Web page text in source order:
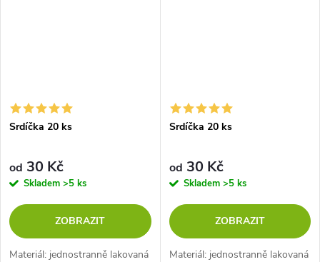
Srdíčka 20 ks
od 30 Kč
Skladem >5 ks
ZOBRAZIT
Materiál: jednostranně lakovaná
Srdíčka 20 ks
od 30 Kč
Skladem >5 ks
ZOBRAZIT
Materiál: jednostranně lakovaná